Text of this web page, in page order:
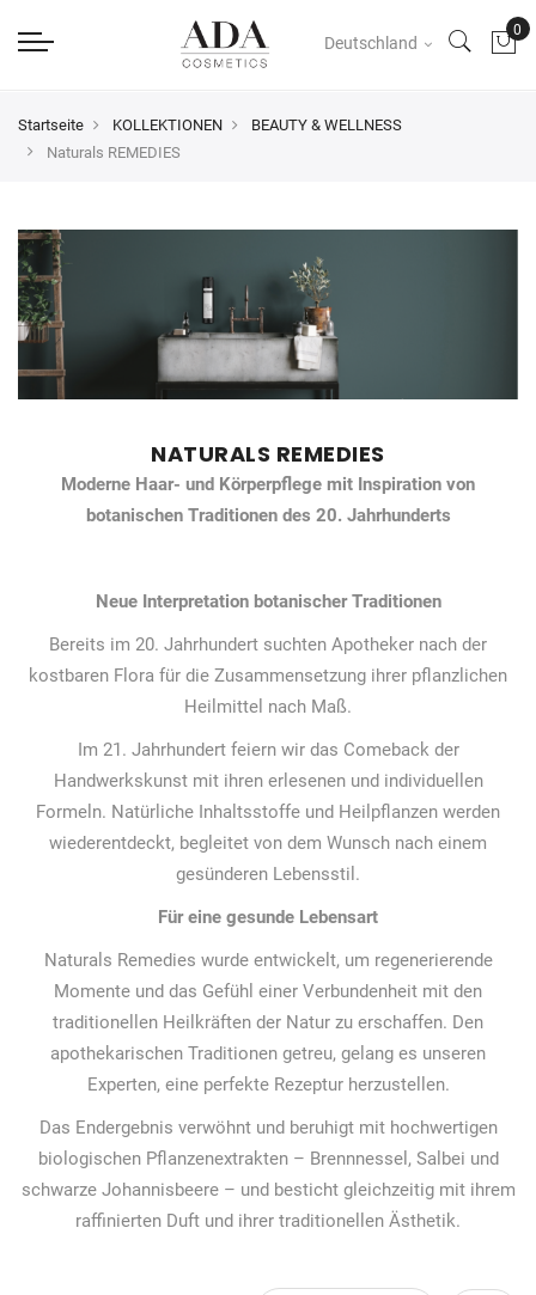
Deutschland
Startseite KOLLEKTIONEN
BEAUTY & WELLNESS
Naturals REMEDIES
NATURALS REMEDIES
Moderne Haar- und Körperpflege mit Inspiration von
botanischen Traditionen des 20. Jahrhunderts
Neue Interpretation botanischer Traditionen
Bereits im 20. Jahrhundert suchten Apotheker nach der
kostbaren Flora für die Zusammensetzung ihrer pflanzlichen
Heilmittel nach Maß.
Im 21. Jahrhundert feiern wir das Comeback der
Handwerkskunst mit ihren erlesenen und individuellen
Formeln. Natürliche Inhaltsstoffe und Heilpflanzen werden
wiederentdeckt, begleitet von dem Wunsch nach einem
gesünderen Lebensstil.
Für eine gesunde Lebensart
Naturals Remedies wurde entwickelt, um regenerierende
Momente und das Gefühl einer Verbundenheit mit den
traditionellen Heilkräften der Natur zu erschaffen. Den
apothekarischen Traditionen getreu, gelang es unseren
Experten, eine perfekte Rezeptur herzustellen.
Das Endergebnis verwöhnt und beruhigt mit hochwertigen
biologischen Pflanzenextrakten – Brennnessel, Salbei und
schwarze Johannisbeere – und besticht gleichzeitig mit ihrem
raffinierten Duft und ihrer traditionellen Ästhetik.